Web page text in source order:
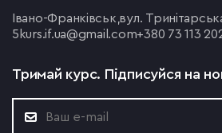
Івано-Франківськ, вул.
5 kurs.if.ua@gmail.com+380 73 113
Тримай курс. Підписуйся на